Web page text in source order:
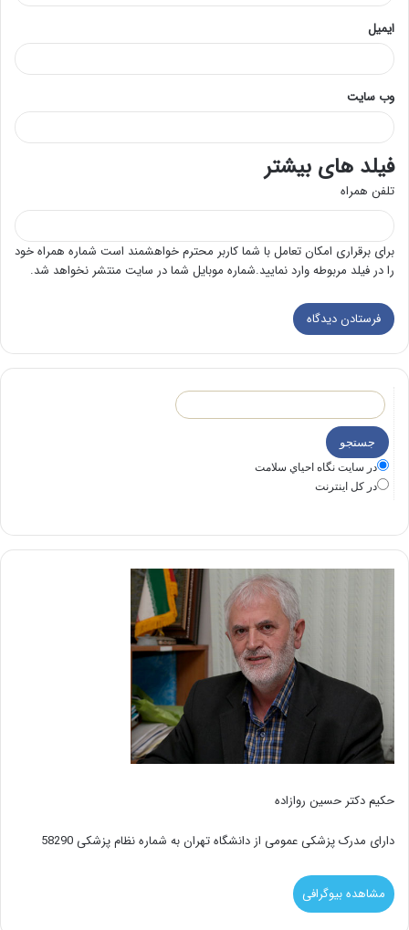
ایمیل
وب‌ سایت
فیلد های بیشتر
تلفن همراه
برای برقراری امکان تعامل با شما کاربر محترم خواهشمند است شماره همراه خود
را در فیلد مربوطه وارد نمایید.شماره موبایل شما در سایت منتشر نخواهد شد.
در سايت نگاه احياي سلامت
در كل اينترنت
حکیم دکتر حسین روازاده
دارای مدرک پزشکی عمومی از دانشگاه تهران به شماره نظام پزشکی 58290
مشاهده بیوگرافی